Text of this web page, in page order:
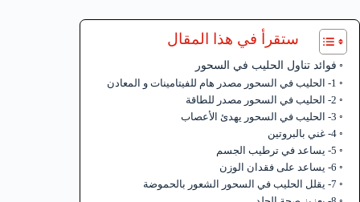
ستقرأ في هذا المقال
فوائد تناول الحليب في السحور
1- الحليب في السحور مصدر هام للفيتامينات و المعادن
2- الحليب في السحور مصدر للطاقة
3- الحليب في السحور يهدئ الأعصاب
4- غني بالبروتين
5- يساعد في ترطيب الجسم
6- يساعد على فقدان الوزن
7- يقلل الحليب في السحور الشعور بالحموضة